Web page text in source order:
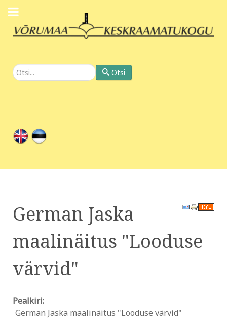
Otsi Otsi
German Jaska
maalinäitus "Looduse
värvid"
Pealkiri:
German Jaska maalinäitus "Looduse värvid"